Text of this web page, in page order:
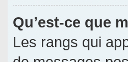
Qu’est-ce que
Les rangs qui